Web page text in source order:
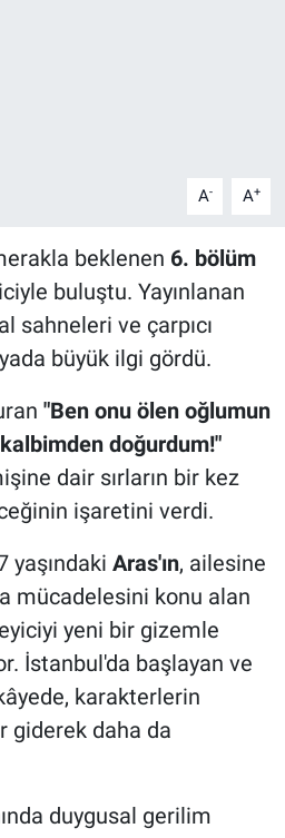
A- A+
beklenen 6. bölüm
buluştu. Yayınlanan
sahneleri ve çarpıcı
büyük ilgi gördü.
"Ben onu ölen oğlumun
doğurdum!"
dair sırların bir kez
işaretini verdi.
yaşındaki Aras'ın, ailesine
mücadelesini konu alan
yeni bir gizemle
İstanbul'da başlayan ve
karakterlerin
giderek daha da
duygusal gerilim